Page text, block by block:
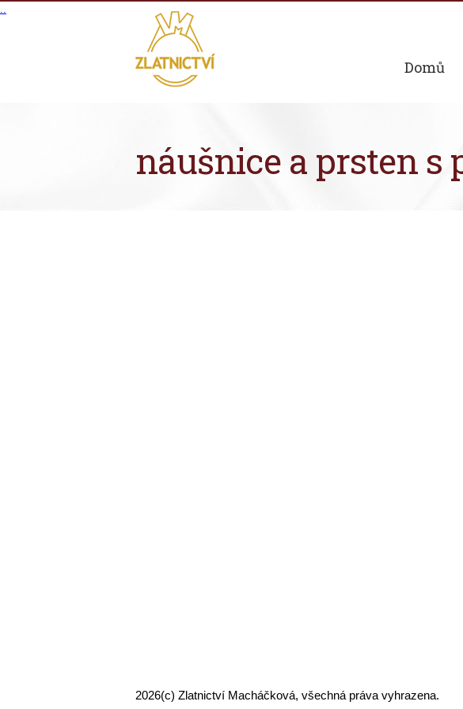
náušnice a prsten s
..
Domů
2026(c) Zlatnictví Macháčková, všechná práva vyhrazena.